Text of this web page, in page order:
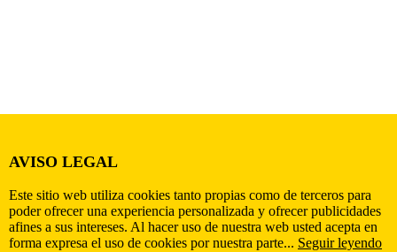
AVISO LEGAL
Este sitio web utiliza cookies tanto propias como de terceros para
poder ofrecer una experiencia personalizada y ofrecer publicidades
afines a sus intereses. Al hacer uso de nuestra web usted acepta en
forma expresa el uso de cookies por nuestra parte... Seguir leyendo